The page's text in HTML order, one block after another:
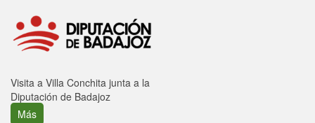
Visita a Villa Conchita junta a la
Diputación de Badajoz
Más